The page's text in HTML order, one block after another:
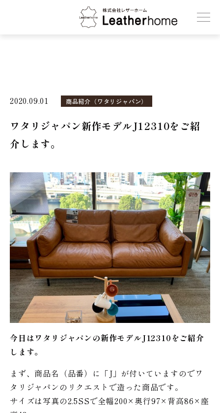
株式会社レザーホーム
2020.09.01 商品紹介（ワタリジャパン）
ワタリジャパン新作モデルJ12310をご紹
介します。
今日はワタリジャパンの新作モデルJ12310をご紹介
します。
まず、商品名（品番）に「J」が付いていますのでワ
タリジャパンのリクエストで造った商品です。
サイズは写真の2.5SSで全幅200×奥行97×背高86×座